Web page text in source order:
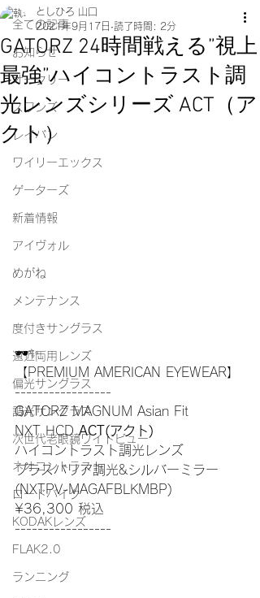
全ての記事
お知らせ
オークリー
スワンズ
レイバン
ワイリーエックス
ゲーターズ
新着情報
アイヴォル
めがね
メンテナンス
度付きサングラス
遠近両用レンズ
偏光サングラス
調光サングラス
次世代老眼鏡ワイドビュー
ネオコントラスト
ロードバイク
KODAKレンズ
FLAK2.0
ランニング
GATORZ 24時間戦える”視上
最強”ハイコントラスト調
光レンズシリーズ ACT（ア
クト）
としひろ 山口
2021年9月17日 読了時間: 2分
🕶✨
【PREMIUM AMERICAN EYEWEAR】
-----------------
GATORZ MAGNUM Asian Fit
NXT HCD ACT(アクト)
ハイコントラスト調光レンズ
プラスバリア調光&シルバーミラー
(NXTPV-MAGAFBLKMBP)
¥36,300 税込
-----------------